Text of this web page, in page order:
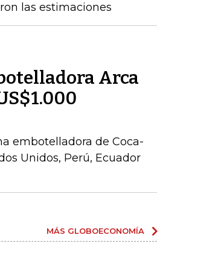
las estimaciones
Arca
embotelladora de Coca-
Unidos, Perú, Ecuador
MÁS GLOBOECONOMÍA